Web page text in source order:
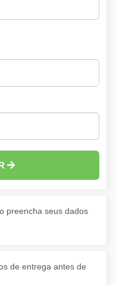
preencha seus dados
de entrega antes de